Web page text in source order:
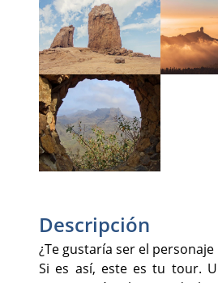
Descripción
¿Te gustaría ser el
Si es así, este es tu tour.